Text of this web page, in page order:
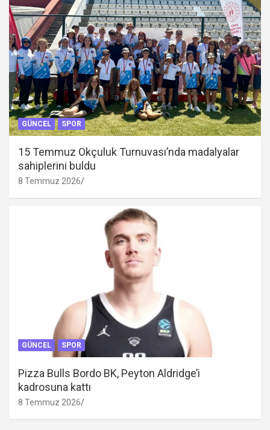
GÜNCEL SPOR
15 Temmuz Okçuluk Turnuvası’nda madalyalar
sahiplerini buldu
8 Temmuz 2026
GÜNCEL SPOR
Pizza Bulls Bordo BK, Peyton Aldridge’i
kadrosuna kattı
8 Temmuz 2026